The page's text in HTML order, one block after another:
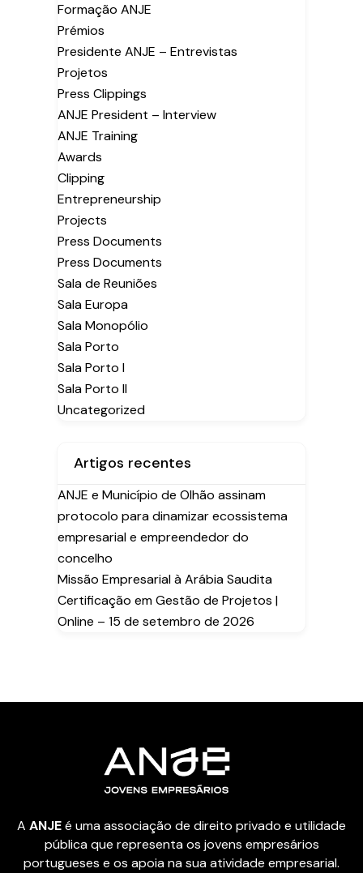
Formação ANJE
Prémios
Presidente ANJE – Entrevistas
Projetos
Press Clippings
ANJE President – Interview
ANJE Training
Awards
Clipping
Entrepreneurship
Projects
Press Documents
Press Documents
Sala de Reuniões
Sala Europa
Sala Monopólio
Sala Porto
Sala Porto I
Sala Porto II
Uncategorized
Artigos recentes
ANJE e Município de Olhão assinam
protocolo para dinamizar ecossistema
empresarial e empreendedor do
concelho
Missão Empresarial à Arábia Saudita
Certificação em Gestão de Projetos |
Online – 15 de setembro de 2026
A ANJEé uma associação de direito privado e utilidade
pública que representa os jovens empresários
portugueses e os apoia na sua atividade empresarial.